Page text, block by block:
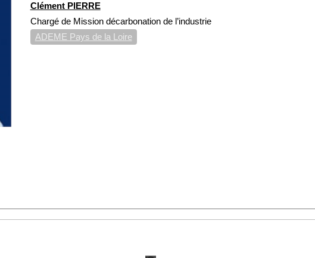
Clément PIERRE
Chargé de Mission décarbonation de l’industrie
ADEME Pays de la Loire